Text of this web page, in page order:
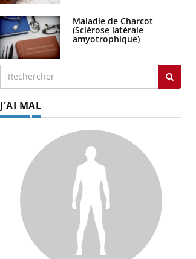
Maladie de Charcot
(Sclérose latérale
amyotrophique)
J'AI MAL